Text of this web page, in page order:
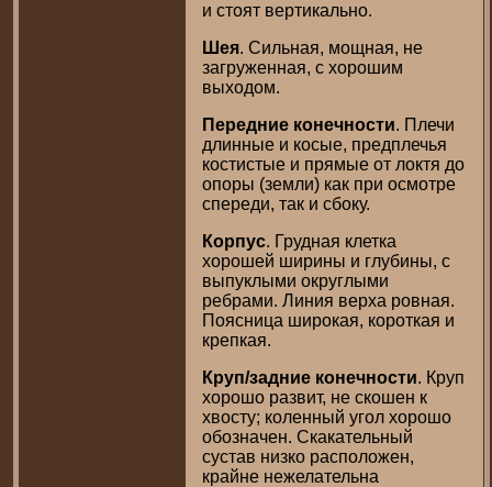
и стоят вертикально.
Шея. Сильная, мощная, не
загруженная, с хорошим
выходом.
Передние конечности. Плечи
длинные и косые, предплечья
костистые и прямые от локтя до
опоры (земли) как при осмотре
спереди, так и сбоку.
Корпус. Грудная клетка
хорошей ширины и глубины, с
выпуклыми округлыми
ребрами. Линия верха ровная.
Поясница широкая, короткая и
крепкая.
Круп/задние конечности. Круп
хорошо развит, не скошен к
хвосту; коленный угол хорошо
обозначен. Скакательный
сустав низко расположен,
крайне нежелательна